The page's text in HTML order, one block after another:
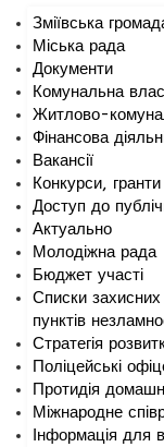
Зміївська
Міська рада
Документи
Комунальна
Житлово-
Фінансова
Вакансії
Конкурси, гранти
Доступ до
Актуально
Молодіжна рада
Бюджет участі
Списки захисних
пунктів
Стратегія
Поліцейські
Протидія
Міжнародне
Інформація для